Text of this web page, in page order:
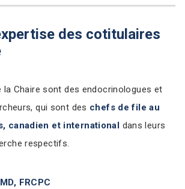
des cotitulaires
la Chaire sont des endocrinologues et
qui sont des chefs de file au
canadien et international dans leurs
respectifs.
FRCPC